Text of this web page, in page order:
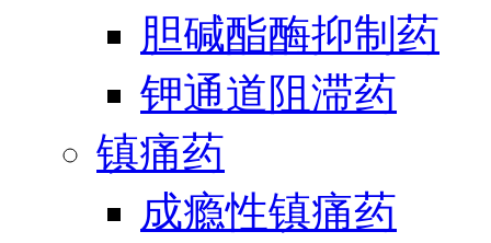
胆碱酯酶抑制药
钾通道阻滞药
镇痛药
成瘾性镇痛药